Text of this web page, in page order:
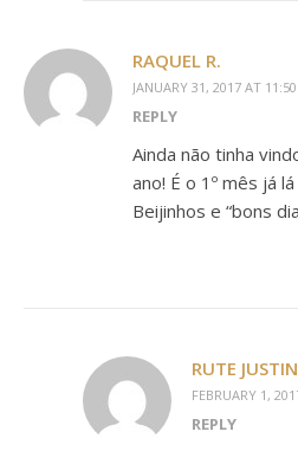
RAQUEL R.
JANUARY 31, 2017 AT
REPLY
Ainda não tinha
ano! É o 1º mês já
Beijinhos e “bons
RUTE
FEBRUARY 1,
REPLY